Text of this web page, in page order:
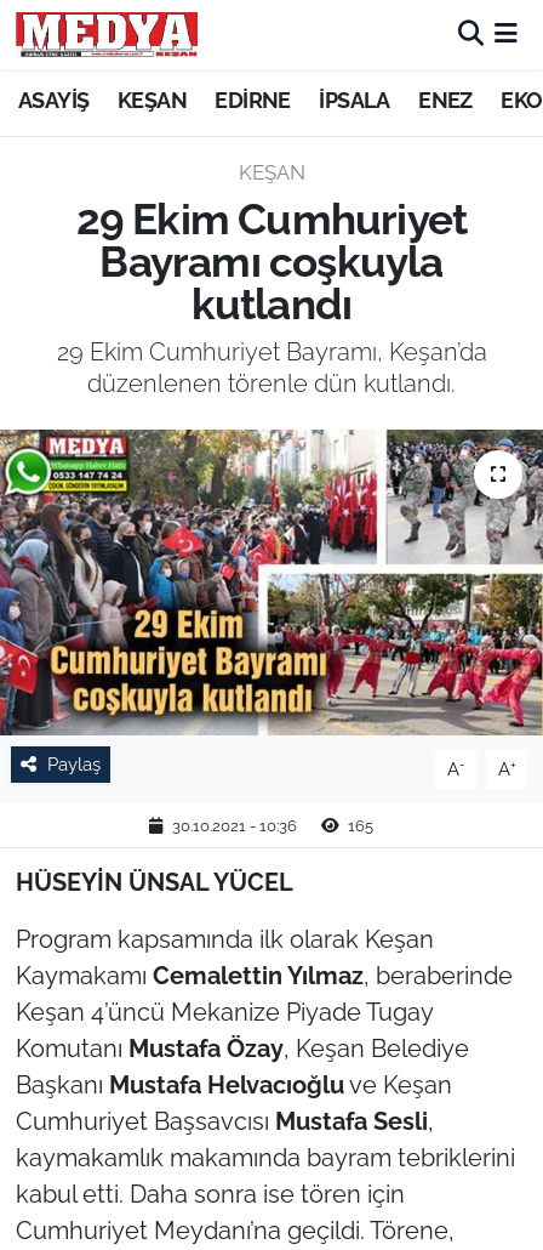
ASAYİŞ KEŞAN EDİRNE İPSALA ENEZ
KEŞAN
29 Ekim Cumhuriyet
Bayramı coşkuyla
kutlandı
29 Ekim Cumhuriyet Bayramı, Keşan’da
düzenlenen törenle dün kutlandı.
Paylaş A- A+
30.10.2021 - 10:36 165
HÜSEYİN ÜNSAL YÜCEL
Program kapsamında ilk olarak Keşan
Kaymakamı Cemalettin Yılmaz, beraberinde
Keşan 4’üncü Mekanize Piyade Tugay
Komutanı Mustafa Özay, Keşan Belediye
Başkanı Mustafa Helvacıoğluve Keşan
Cumhuriyet Başsavcısı Mustafa Sesli,
kaymakamlık makamında bayram tebriklerini
kabul etti. Daha sonra ise tören için
Cumhuriyet Meydanı’na geçildi. Törene,
KEŞAN
ASAYİŞ
SİYASET
GÜNDEM
SAĞLIK
EĞİTİM
TARIM VE HAYVANCILIK
KÜLTÜR SANAT
RESMİ İLAN
SPOR
EDİRNE
TEKİRDAĞ
KIRKLARELİ
ÇANAKKALE
TÜRKİYE
Bölge